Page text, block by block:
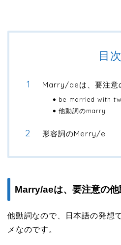
目次
Marry/aeは、要注意
be married with
他動詞のmarry
形容詞のMerry/e
Marry/aeは、要注意の他
他動詞なので、日本語の発想
メなのです。